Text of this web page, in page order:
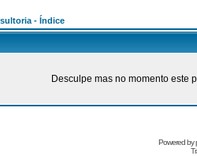
- Índice
Desculpe mas no momento este
Powered by